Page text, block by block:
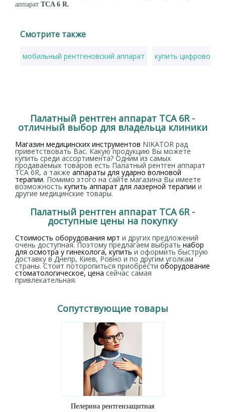
аппарат TCA 6 R.
Смотрите также
мобильный рентгеновский аппарат купить цифровой
Палатный рентген аппарат TCA 6R -
отличный выбор для владельца клиники
Магазин медицинских инструментов NIKATOR рад
приветствовать Вас. Какую продукцию Вы можете
купить среди ассортимента? Одним из самых
продаваемых товаров есть Палатный рентген аппарат
TCA 6R, а также аппараты для ударно волновой
терапии. Помимо этого на сайте магазина Вы имеете
возможность купить аппарат для лазерной терапии и
другие медицинские товары.
Палатный рентген аппарат TCA 6R -
доступные цены на покупку
Стоимость оборудования мрт и других предложений
очень доступная. Поэтому предлагаем выбрать набор
для осмотра у гинеколога, купить и оформить быструю
доставку в Днепр, Киев, Ровно и по другим уголкам
страны. Стоит поторопиться приобрести оборудование
стоматологическое, цена сейчас самая
привлекательная.
Сопутствующие товары
Пелерина рентгензащитная